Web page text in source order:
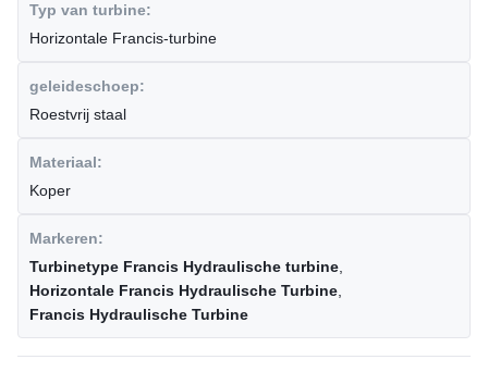
Typ van turbine:
Horizontale Francis-turbine
geleideschoep:
Roestvrij staal
Materiaal:
Koper
Markeren:
Turbinetype Francis Hydraulische turbine
Horizontale Francis Hydraulische Turbine
Francis Hydraulische Turbine